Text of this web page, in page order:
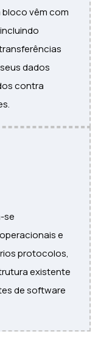
vêm com
dados
contra
se
e
protocolos,
existente
de software